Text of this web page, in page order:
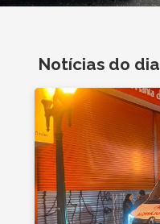
Notícias do dia